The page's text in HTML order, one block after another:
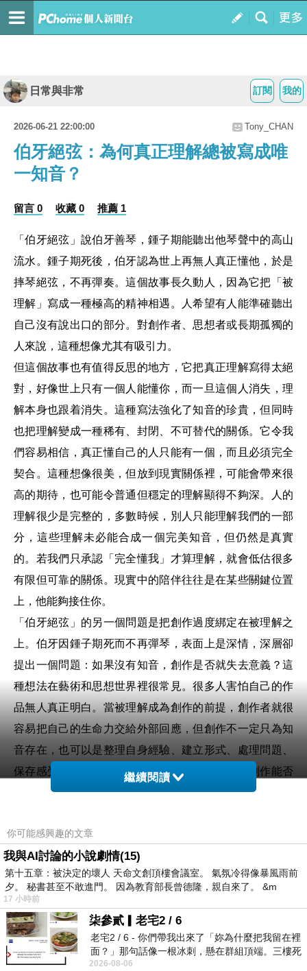
我的
訂閱
日常與非常
2026-06-21 22:00:00 Tony_CHAN
伯牙絕弦：為何真正理解總被寫成唯
一知音？
留言 0 收藏 0 推薦 1
「伯牙絕弦」說伯牙善琴，鍾子期能聽出他琴聲中的高山
流水。鍾子期死後，伯牙認為世上再無人真正懂他，於是
摔琴絕弦，不再彈奏。這個故事長久動人，因為它把「被
理解」寫成一種極高的精神相遇。人希望有人能準確聽出
自己沒有說出口的部分。對創作者、思想者或長期孤獨的
人來說，這種想像尤其有吸引力。
但這個故事也有值得反思的地方，它把真正理解寫得太絕
對，好像世上只有一個人能懂你，而一旦這個人消失，理
解本身也跟着消失。這種寫法強化了知音的珍貴，但同時
也把理解變成一種稀有、封閉、不可替代的關係。它令我
們容易相信，真正懂自己的人只能有一個，而且必須完全
契合。這種想像很美，但放到現實關係裡，可能會帶來很
高的期待，也可能令普通但穩定的理解顯得不夠深。人的
理解很少是完整的，多數時候，別人只能理解我們的一部
分，這些理解未必能合成一個完美知音，但仍然是真實
的。若我們只承認「完全懂我」才算理解，就會低估很多
有限但可靠的關係。現實中的陪伴往往是在某些關鍵位置
上，他能夠接住你。
「伯牙絕弦」的另一個問題是把創作過度綁定在被理解之
上。伯牙因鍾子期死而不再彈琴，表面上是深情，深層卻
提出一個問題：如果沒有知音，創作是否就失去意義？這
種想法在藝術和思想世界裡很常見。很多人害怕自己的作
品無人真正明白。當被理解成為創作的前提，創作者就很
容易把自己的生命力交給外部回應，但創作不一定只為知
音存在，也可以是整理自身經驗、建立形式、處理問題、
保存感受的方法。被理解當然重要，但不應成為創作能否
繼續的唯一條件。若一個人只有在被完全理解時才能表
是一種被理想關係鎖住的狀態。創作可能需要承認：理解
會有程度差異，很多作品甚至要過很久才找到自己的讀
者。
這個故事也反映了傳統文化中對「知己」的特殊想像。知
己是能看見內在精神的人。這種關係在重視含蓄、節制和
不輕易表達自我的文化裡，特別容易被理想化。因為人平
日不容易直接說出自己真正想法，所以一旦有人能在少量
繼續閱讀
你可能感興趣的文章
我與AI討論的小說劇情(15)
第十五章：被決定的壞人 天命文創頂樓會議室。 氣氛冷得像暴風雨前
夕。 秘書甚至不敢進門。 因為教育部長曾德隆，親自來了。 &m
17 小時前
柒參貳▎老宅2 / 6
老宅2 / 6 - 你們帶我出來了「妳為什麼把我留在裡
面？」那句話像一根冰刺，懸在群組頂端。三樓死
死盯著照片裡的人。那個人確實站在
2026-08-06